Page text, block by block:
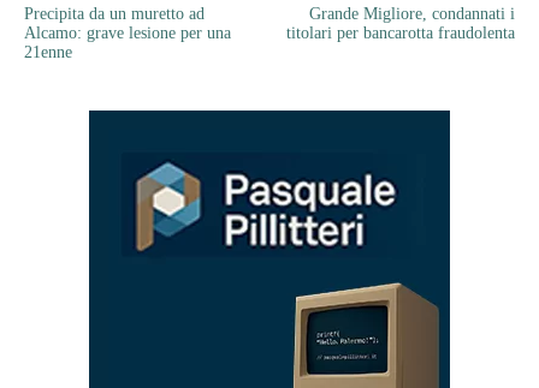
Precipita da un muretto ad
Alcamo: grave lesione per una
21enne
Grande Migliore, condannati i
titolari per bancarotta fraudolenta